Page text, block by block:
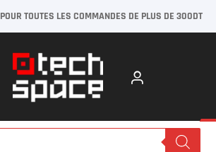
POUR TOUTES LES COMMANDES DE PLUS DE 300DT